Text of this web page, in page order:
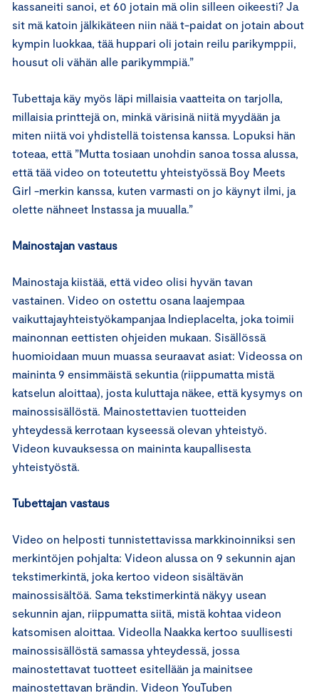
kassaneiti sanoi, et 60 jotain mä olin silleen oikeesti? Ja
sit mä katoin jälkikäteen niin nää t-paidat on jotain about
kympin luokkaa, tää huppari oli jotain reilu parikymppii,
housut oli vähän alle parikymmpiä.”
Tubettaja käy myös läpi millaisia vaatteita on tarjolla,
millaisia printtejä on, minkä värisinä niitä myydään ja
miten niitä voi yhdistellä toistensa kanssa. Lopuksi hän
toteaa, että ”Mutta tosiaan unohdin sanoa tossa alussa,
että tää video on toteutettu yhteistyössä Boy Meets
Girl -merkin kanssa, kuten varmasti on jo käynyt ilmi, ja
olette nähneet Instassa ja muualla.”
Mainostajan vastaus
Mainostaja kiistää, että video olisi hyvän tavan
vastainen. Video on ostettu osana laajempaa
vaikuttajayhteistyökampanjaa Indieplacelta, joka toimii
mainonnan eettisten ohjeiden mukaan. Sisällössä
huomioidaan muun muassa seuraavat asiat: Videossa on
maininta 9 ensimmäistä sekuntia (riippumatta mistä
katselun aloittaa), josta kuluttaja näkee, että kysymys on
mainossisällöstä. Mainostettavien tuotteiden
yhteydessä kerrotaan kyseessä olevan yhteistyö.
Videon kuvauksessa on maininta kaupallisesta
yhteistyöstä.
Tubettajan vastaus
Video on helposti tunnistettavissa markkinoinniksi sen
merkintöjen pohjalta: Videon alussa on 9 sekunnin ajan
tekstimerkintä, joka kertoo videon sisältävän
mainossisältöä. Sama tekstimerkintä näkyy usean
sekunnin ajan, riippumatta siitä, mistä kohtaa videon
katsomisen aloittaa. Videolla Naakka kertoo suullisesti
mainossisällöstä samassa yhteydessä, jossa
mainostettavat tuotteet esitellään ja mainitsee
mainostettavan brändin. Videon YouTuben